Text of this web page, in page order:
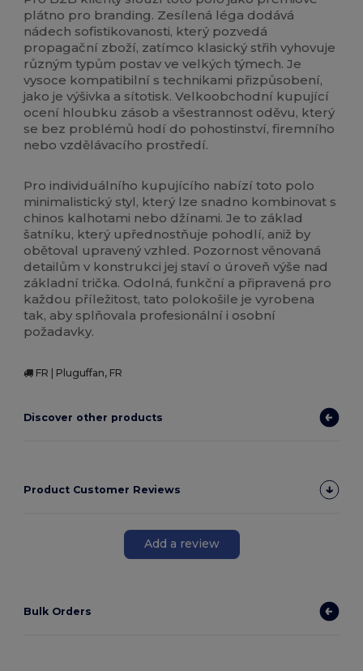
plátno pro branding. Zesílená léga dodává
nádech sofistikovanosti, který pozvedá
propagační zboží, zatímco klasický střih vyhovuje
různým typům postav ve velkých týmech. Je
vysoce kompatibilní s technikami přizpůsobení,
jako je výšivka a sítotisk. Velkoobchodní kupující
ocení hloubku zásob a všestrannost oděvu, který
se bez problémů hodí do pohostinství, firemního
nebo vzdělávacího prostředí.
Pro individuálního kupujícího nabízí toto polo
minimalistický styl, který lze snadno kombinovat s
chinos kalhotami nebo džínami. Je to základ
šatníku, který upřednostňuje pohodlí, aniž by
obětoval upravený vzhled. Pozornost věnovaná
detailům v konstrukci jej staví o úroveň výše nad
základní trička. Odolná, funkční a připravená pro
každou příležitost, tato polokošile je vyrobena
tak, aby splňovala profesionální i osobní
požadavky.
FR | Pluguffan, FR
Discover other products
Product Customer Reviews
Add a review
Bulk Orders